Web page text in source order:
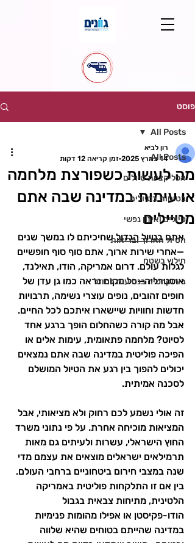
פוסט
All Posts
אפליקציות טיולים
בטיחות בטיולים
טיולים ואיזון נפשי
הטיול הארוך ובריאות
חילוץ בשטח
בירוקרטיה בנסיעות לחו״ל
All Posts
מה לעשות כשפורצת מלחמה
או עימות במדינה שבה אתם
מטיילים
רון לביא
14 במרץ 2025
זמן קריאה 12 דקות
אתם בטיול הגדול שחיכיתם לו במשך שנים
—אחרי שירות ארוך, אתם סוף סוף חופשיים
לגלות עולם. דרום אמריקה, הודו, תאילנד,
אוסטרליה—כל מקום נראה כמו גן עדן של
חופים זהובים, נופים עוצרי נשימה, תרבויות
חדשות וחוויות שיישארו איתכם לכל החיים.
אבל מה קורה כשהחלום הופך ברגע אחד
לסיוט? מלחמה פתאומית, עימות אלים או
הפיכה פוליטית במדינה שבה אתם נמצאים
יכולים להפוך בין רגע את הטיול המושלם
לסכנה אמיתית.
זה אולי נשמע לכם רחוק ולא מציאותי, אבל
המציאות מוכיחה אחרת. על פי נתוני משרד
החוץ הישראלי, עשרות ולעיתים גם מאות
תרמילאים ישראלים מוצאים את עצמם מדי
שנה במצבי חירום ביטחוניים ברחבי העולם.
בין אם זו התלקחות פוליטית באמריקה
הלטינית, מתיחות צבאית בגבול
הודו-פקיסטן או אפילו מהומות פנימיות
במדינה שהייתם בטוחים שהיא שלווה